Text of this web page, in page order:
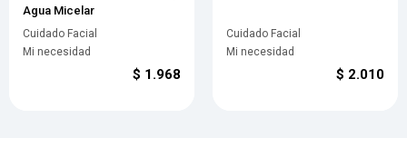
Agua Micelar
Cuidado Facial
Mi necesidad
$ 1.968
Cuidado Facial
Mi necesidad
$ 2.010